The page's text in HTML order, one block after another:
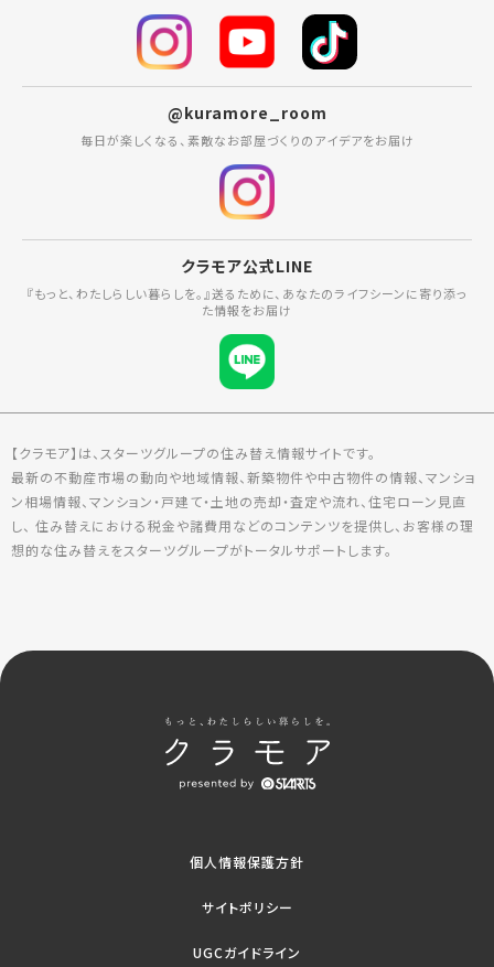
@kuramore_room
毎日が楽しくなる、素敵なお部屋づくりのアイデアをお届け
クラモア公式LINE
『もっと、わたしらしい暮らしを。』送るために、あなたのライフシーンに寄り添っ
た情報をお届け
【クラモア】は、スターツグループの住み替え情報サイトです。
最新の不動産市場の動向や地域情報、新築物件や中古物件の情報、マンショ
ン相場情報、マンション・戸建て・土地の売却・査定や流れ、住宅ローン見直
し、 住み替えにおける税金や諸費用などのコンテンツを提供し、お客様の理
想的な住み替えをスターツグループがトータルサポートします。
個人情報保護方針
サイトポリシー
UGCガイドライン